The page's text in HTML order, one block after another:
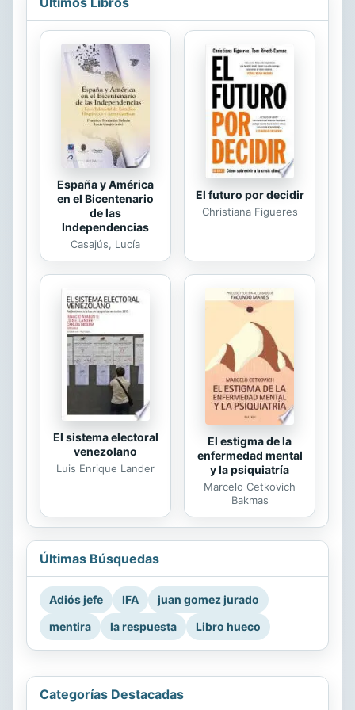
movilidad, de los factores que
inciden en los flujos y de las
políticas. No se trata solamente de
un cambio de escala sino de una
creciente complejidad. No es extraño
entonces que se observe un
esfuerzo para renovar los marcos de
interpretación de los procesos...
España y América
en el Bicentenario
de las
Independencias
Casajús, Lucía
El futuro por decidir
Christiana Figueres
El sistema electoral
venezolano
Luis Enrique Lander
El estigma de la
enfermedad mental
y la psiquiatría
Marcelo Cetkovich
Bakmas
Últimas Búsquedas
Adiós jefe IFA
juan gomez jurado
mentira
la respuesta Libro hueco
Categorías Destacadas